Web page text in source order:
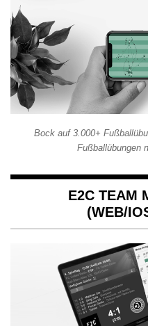
Bock auf 3.000+
Fußballübungen
E2C TEAM
(WEB/